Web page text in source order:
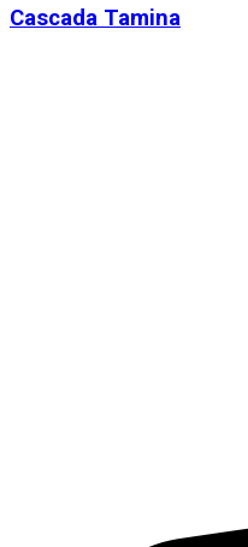
Cascada Tamina